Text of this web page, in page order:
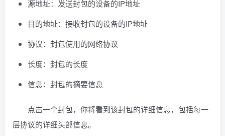
源地址：发送封包的设备的IP地址
目的地址：接收封包的设备的IP地址
协议：封包使用的网络协议
长度：封包的长度
信息：封包的摘要信息
点击一个封包，你将看到该封包的详细信息，包括每一
层协议的详细头部信息。